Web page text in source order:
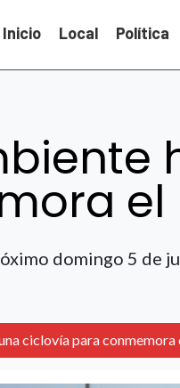
Inicio Local Política
el
domingo 5 de
ciclovía para